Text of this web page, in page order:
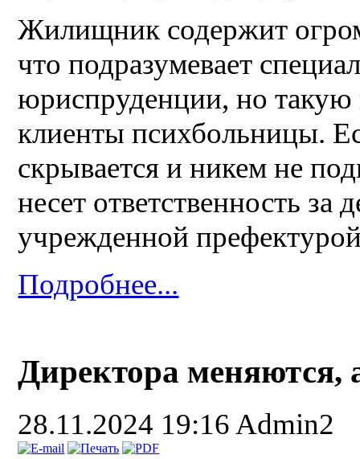
Жилищник содержит
что подразумевает
юриспруденции, но такую
клиенты психбольницы.
скрывается и никем не
несет ответственность за
учрежденной
Подробнее...
Директора меняются,
28.11.2024 19:16 Admin2